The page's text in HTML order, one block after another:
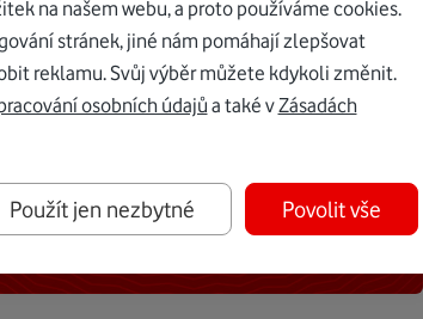
Vodafone TV již
na našem webu, a proto používáme cookies.
stránek, jiné nám pomáhají zlepšovat
reklamu. Svůj výběr můžete kdykoli změnit.
osobních údajů a také vZásadách
Použít jen nezbytné Povolit vše